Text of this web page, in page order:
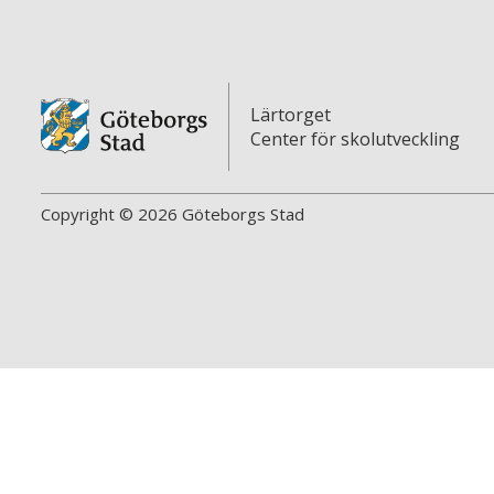
Lärtorget
Center för skolutveckling
Copyright © 2026 Göteborgs Stad